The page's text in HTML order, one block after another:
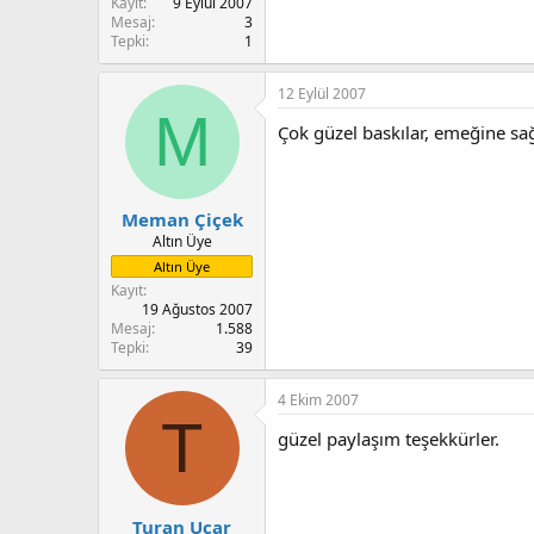
Mesaj
3
Tepki
1
M
Meman Çiçek
Altın Üye
Altın Üye
Kayıt
19 Ağustos 2007
Mesaj
1.588
Tepki
39
12 Eylül 2007
Çok güzel baskılar, emeğine
T
Turan Uçar
4 Ekim 2007
güzel paylaşım teşekkürler.